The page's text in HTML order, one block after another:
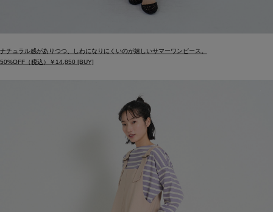
ナチュラル感がありつつ、しわになりにくいのが嬉しいサマーワンピース。
50%OFF（税込）￥14,850 [BUY]